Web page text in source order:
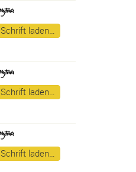
Schrift laden…
Schrift laden…
Schrift laden…